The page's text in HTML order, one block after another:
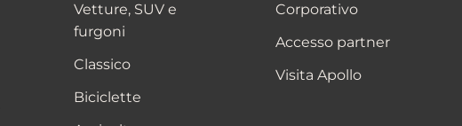
Vetture, SUV e
furgoni
Classico
Biciclette
Corporativo
Accesso partner
Visita Apollo